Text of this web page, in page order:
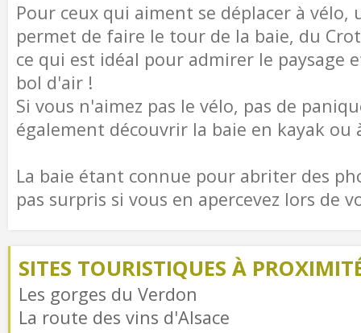
Pour ceux qui aiment se déplacer à vélo,
permet de faire le tour de la baie, du
ce qui est idéal pour admirer le paysage
bol d'air !
Si vous n'aimez pas le vélo, pas de
également découvrir la baie en kayak ou
La baie étant connue pour abriter des
pas surpris si vous en apercevez lors de
SITES TOURISTIQUES À
Les gorges du Verdon
La route des vins d'Alsace